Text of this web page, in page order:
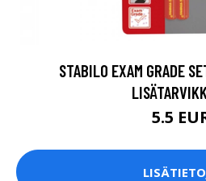
STABILO EXAM GRADE
5.5